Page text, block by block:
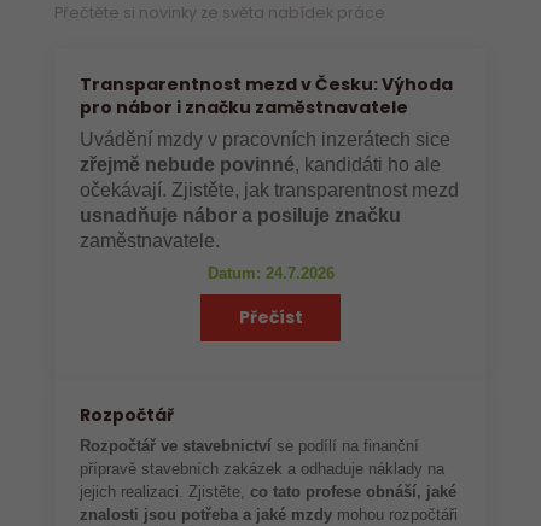
Přečtěte si novinky ze světa nabídek práce
Transparentnost mezd v Česku: Výhoda
pro nábor i značku zaměstnavatele
Uvádění mzdy v pracovních inzerátech sice
zřejmě nebude povinné, kandidáti ho ale
očekávají. Zjistěte, jak transparentnost mezd
usnadňuje nábor a posiluje značku
zaměstnavatele.
Datum: 24.7.2026
Přečíst
Rozpočtář
Rozpočtář ve stavebnictví se podílí na finanční
přípravě stavebních zakázek a odhaduje náklady na
jejich realizaci. Zjistěte,co tato profese obnáší, jaké
znalosti jsou potřeba a jaké mzdy mohou rozpočtáři